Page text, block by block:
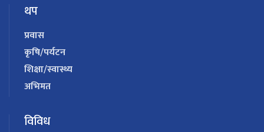
थप
प्रवास
कृषि/पर्यटन
शिक्षा/स्वास्थ्य
अभिमत
विविध